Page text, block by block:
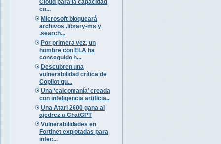
Cloud para la capacidad
co...
Microsoft bloqueará
archivos .library-ms y
.search...
Por primera vez, un
hombre con ELA ha
conseguido h...
Descubren una
vulnerabilidad crítica de
Copilot qu...
Una ‘calcomanía’ creada
con inteligencia artificia...
Una Atari 2600 gana al
ajedrez a ChatGPT
Vulnerabilidades en
Fortinet explotadas para
infec...